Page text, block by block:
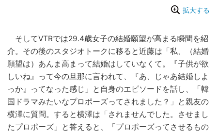
拡大する
そしてVTRでは29.4歳女子の結婚願望が高まる瞬間を紹
介。その後のスタジオトークに移ると近藤は「私、（結婚
願望は）あんま高まって結婚はしていなくて。『子供が欲
しいね』って今の旦那に言われて、『あ、じゃあ結婚しよ
っか』ってなった感じ」と自身のエピソードを話し、「韓
国ドラマみたいなプロポーズってされました？」と親友の
横澤に質問。すると横澤は「されませんでした。させまし
たプロポーズ」と答えると、「プロポーズってさせるもの